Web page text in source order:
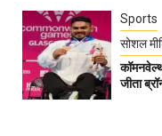
Sports
सोशल
जीता